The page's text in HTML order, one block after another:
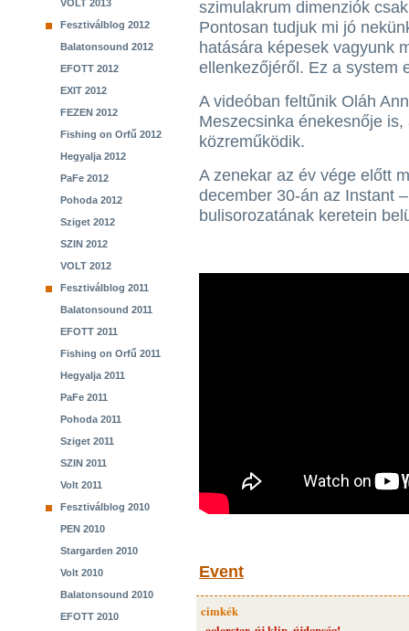
VOLT 2013
Fesztiválblog 2012
Balatonsound 2012
EFOTT 2012
EXIT 2012
FEZEN 2012
Fishing on Orfű 2012
Hegyalja 2012
PaFe 2012
Pohoda 2012
Sziget 2012
SZIN 2012
VOLT 2012
Fesztiválblog 2011
Balatonsound 2011
EFOTT 2011
Fishing on Orfű 2011
Hegyalja 2011
PaFe 2011
Pohoda 2011
Sziget 2011
SZIN 2011
Volt 2011
Fesztiválblog 2010
PEN 2010
Stargarden 2010
Volt 2010
Balatonsound 2010
EFOTT 2010
szimulakrum dimenziók
Pontosan tudjuk mi jó
hatására képesek vagyunk
ellenkezőjéről. Ez a system
A videóban feltűnik Oláh
Meszecsinka énekesnője
közreműködik.
A zenekar az év vége előtt
december 30-án az Instant
bulisorozatának keretein
Event
cimkék